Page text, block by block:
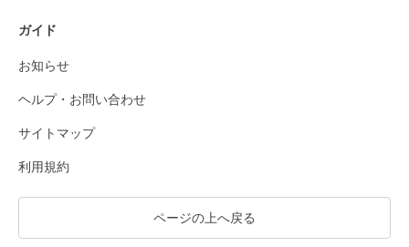
ガイド
お知らせ
ヘルプ・お問い合わせ
サイトマップ
利用規約
ページの上へ戻る